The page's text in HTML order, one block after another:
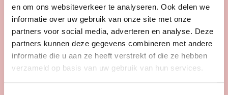
en om ons websiteverkeer te analyseren. Ook delen we
informatie over uw gebruik van onze site met onze
partners voor social media, adverteren en analyse. Deze
partners kunnen deze gegevens combineren met andere
informatie die u aan ze heeft verstrekt of die ze hebben
verzameld op basis van uw gebruik van hun services.
Pedagogisch medewerker -
kinderdagcentrum - Heerenveen
Heerenveen